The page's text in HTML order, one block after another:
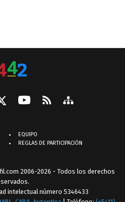
EQUIPO
REGLAS DE PARTICIPACIÓN
2006-2026 - Todos los derechos
intelectual número 5346433